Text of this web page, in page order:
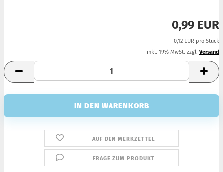
0,99 EUR
0,12 EUR pro Stück
inkl. 19% MwSt. zzgl. Versand
AUF DEN MERKZETTEL
FRAGE ZUM PRODUKT